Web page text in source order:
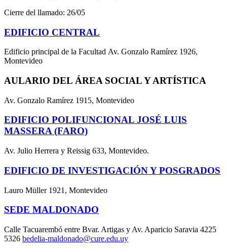
Cierre del llamado: 26/05
EDIFICIO CENTRAL
Edificio principal de la Facultad Av. Gonzalo Ramírez 1926,
Montevideo
AULARIO DEL ÁREA SOCIAL Y ARTÍSTICA
Av. Gonzalo Ramírez 1915, Montevideo
EDIFICIO POLIFUNCIONAL JOSÉ LUIS
MASSERA (FARO)
Av. Julio Herrera y Reissig 633, Montevideo.
EDIFICIO DE INVESTIGACIÓN Y POSGRADOS
Lauro Müller 1921, Montevideo
SEDE MALDONADO
Calle Tacuarembó entre Bvar. Artigas y Av. Aparicio Saravia 4225
5326 bedelia-maldonado@cure.edu.uy